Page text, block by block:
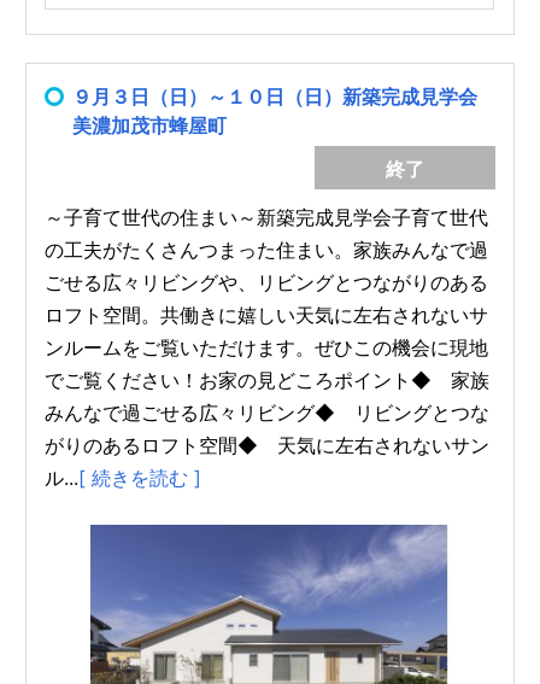
９月３日（日）～１０日（日）新築完成見学会
美濃加茂市蜂屋町
終了
～子育て世代の住まい～新築完成見学会子育て世代
の工夫がたくさんつまった住まい。家族みんなで過
ごせる広々リビングや、リビングとつながりのある
ロフト空間。共働きに嬉しい天気に左右されないサ
ンルームをご覧いただけます。ぜひこの機会に現地
でご覧ください！お家の見どころポイント◆ 家族
みんなで過ごせる広々リビング◆ リビングとつな
がりのあるロフト空間◆ 天気に左右されないサン
ル...[ 続きを読む ]